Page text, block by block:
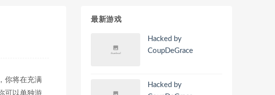
你将在充满
可以单独游
最新游戏
Hacked by
CoupDeGrace
Hacked by